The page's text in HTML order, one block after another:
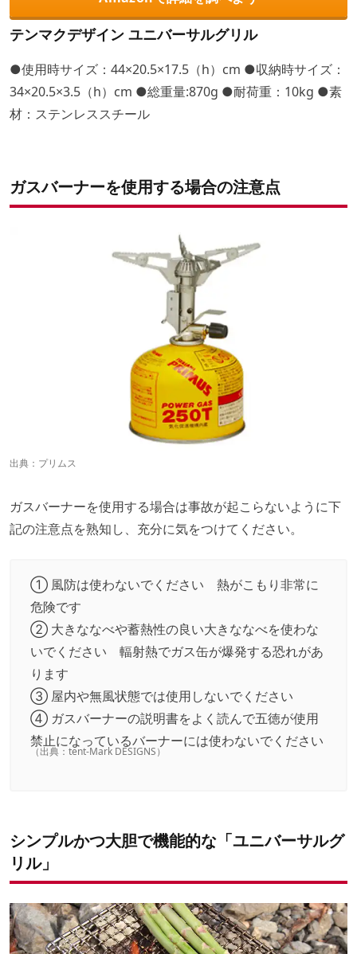
テンマクデザイン ユニバーサルグリル
●使用時サイズ：44×20.5×17.5（h）cm ●収納時サイズ：
34×20.5×3.5（h）cm ●総重量:870g ●耐荷重：10kg ●素
材：ステンレススチール
ガスバーナーを使用する場合の注意点
出典： プリムス
ガスバーナーを使用する場合は事故が起こらないように下
記の注意点を熟知し、充分に気をつけてください。
① 風防は使わないでください 熱がこもり非常に
危険です
② 大きななべや蓄熱性の良い大きななべを使わな
いでください 輻射熱でガス缶が爆発する恐れがあ
ります
③ 屋内や無風状態では使用しないでください
④ ガスバーナーの説明書をよく読んで五徳が使用
禁止になっているバーナーには使わないでください
（出典： tent-Mark DESIGNS）
シンプルかつ大胆で機能的な「ユニバーサルグ
リル」